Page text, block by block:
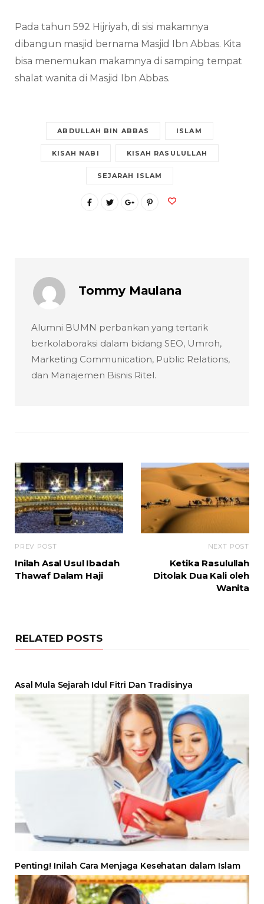
Pada tahun 592 Hijriyah, di sisi makamnya
dibangun masjid bernama Masjid Ibn Abbas. Kita
bisa menemukan makamnya di samping tempat
shalat wanita di Masjid Ibn Abbas.
ABDULLAH BIN ABBAS ISLAM
KISAH NABI KISAH RASULULLAH
SEJARAH ISLAM
Tommy Maulana
Alumni BUMN perbankan yang tertarik
berkolaboraksi dalam bidang SEO, Umroh,
Marketing Communication, Public Relations,
dan Manajemen Bisnis Ritel.
PREV POST
Inilah Asal Usul Ibadah
Thawaf Dalam Haji
NEXT POST
Ketika Rasulullah
Ditolak Dua Kali oleh
Wanita
RELATED POSTS
Asal Mula Sejarah Idul Fitri Dan Tradisinya
Penting! Inilah Cara Menjaga Kesehatan dalam Islam